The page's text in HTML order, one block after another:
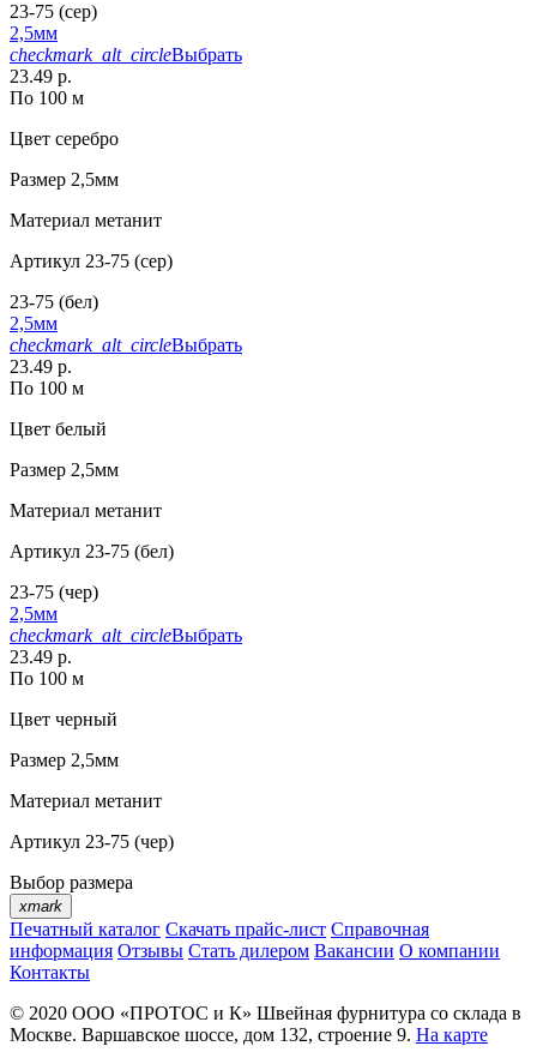
23-75 (сер)
2,5мм
checkmark_alt_circleВыбрать
23.49 р.
По 100 м
Цвет серебро
Размер 2,5мм
Материал метанит
Артикул 23-75 (сер)
23-75 (бел)
2,5мм
checkmark_alt_circleВыбрать
23.49 р.
По 100 м
Цвет белый
Размер 2,5мм
Материал метанит
Артикул 23-75 (бел)
23-75 (чер)
2,5мм
checkmark_alt_circleВыбрать
23.49 р.
По 100 м
Цвет черный
Размер 2,5мм
Материал метанит
Артикул 23-75 (чер)
Выбор размера
xmark
Печатный каталог Скачать прайс-лист Справочная
информация Отзывы Стать дилером Вакансии О компании
Контакты
© 2020 ООО «ПРОТОС и К» Швейная фурнитура со склада в
Москве. Варшавское шоссе, дом 132, строение 9. На карте